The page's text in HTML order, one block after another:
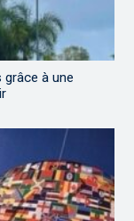
grâce à une